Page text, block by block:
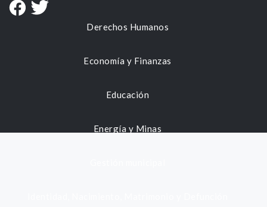
Derechos Humanos
Economía y Finanzas
Educación
Energía y Minas